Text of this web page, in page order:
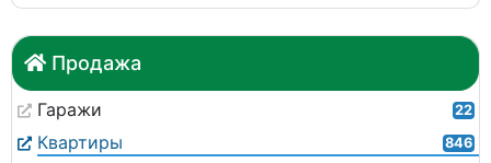
Продажа
Гаражи 22
Квартиры 846